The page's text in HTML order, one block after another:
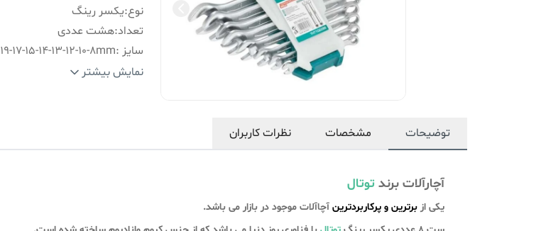
نوع:یکسر رینگ
تعداد:هشت عددی
سایز :
19-17-15-14-13-12-10-8mm
برند:سوپرتوتال
نمایش بیشتر
توضیحات مشخصات نظرات کاربران
آچارآلات برند توتال
یکی از برترین و پرکاربردترین آچاآلات موجود در بازار می باشد.